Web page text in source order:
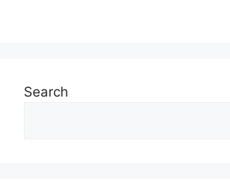
Search